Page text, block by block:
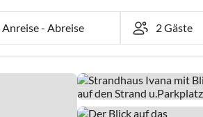
Anreise-Abreise